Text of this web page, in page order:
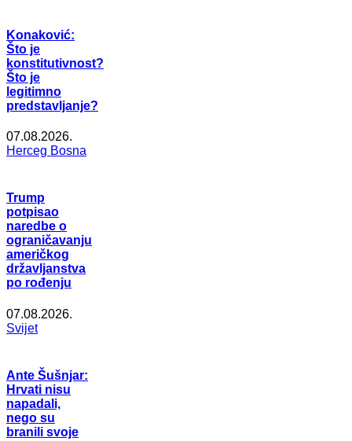
Konaković:
Što je
konstitutivnost?
Što je
legitimno
predstavljanje?
07.08.2026.
Herceg Bosna
Trump
potpisao
naredbe o
ograničavanju
američkog
državljanstva
po rođenju
07.08.2026.
Svijet
Ante Šušnjar:
Hrvati nisu
napadali,
nego su
branili svoje